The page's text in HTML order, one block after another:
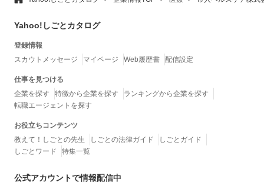
Yahoo!しごとカタログ
登録情報
スカウトメッセージ
マイページ Web履歴書 配信設定
仕事を見つける
企業を探す
特徴から企業を探す
ランキングから企業を探す
転職エージェントを探す
お役立ちコンテンツ
教えて！しごとの先生
しごとの法律ガイド
しごとガイド
しごとワード
特集一覧
公式アカウントで情報配信中